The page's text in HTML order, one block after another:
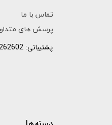
تماس با ما
پرسش های
پشتیبانی: 09033262602